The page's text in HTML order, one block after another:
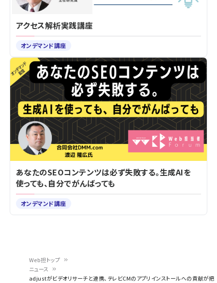
Web担トップ
ニュース
adjustがビデオリサーチと連携、テレビCMのアプリインストールへの貢献が把
アクセス解析実践講座
オンデマンド講座
あなたのSEOコンテンツは必ず失敗する。生成AIを
使っても、自分でがんばっても
オンデマンド講座